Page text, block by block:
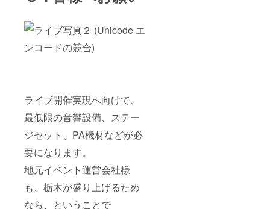
ライブ開催実現へ向けて、
最低限の音響設備、ステー
ジセット、PA機材などが必
要になります。
地元イベント運営会社様
も、栃木が盛り上げるため
なら、ということで